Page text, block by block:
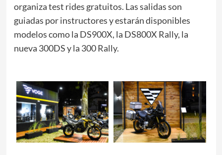
organiza test rides gratuitos. Las salidas son
guiadas por instructores y estarán disponibles
modelos como la DS900X, la DS800X Rally, la
nueva 300DS y la 300 Rally.